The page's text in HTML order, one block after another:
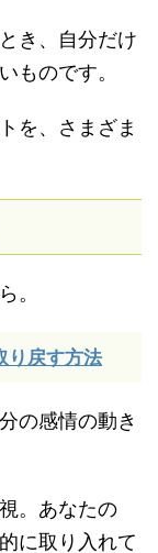
き、自分だけ
ものです。
を、さまざま
。
り戻す方法
の感情の動き
。あなたの
に取り入れて